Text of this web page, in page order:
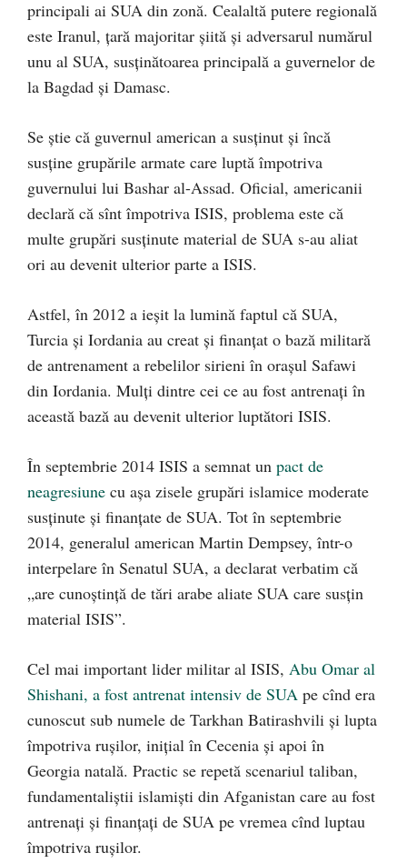
principali ai SUA din zonă. Cealaltă putere regională
este Iranul, țară majoritar șiită și adversarul numărul
unu al SUA, susținătoarea principală a guvernelor de
la Bagdad și Damasc.
Se știe că guvernul american a susținut și încă
susține grupările armate care luptă împotriva
guvernului lui Bashar al-Assad. Oficial, americanii
declară că sînt împotriva ISIS, problema este că
multe grupări susținute material de SUA s-au aliat
ori au devenit ulterior parte a ISIS.
Astfel, în 2012 a ieșit la lumină faptul că SUA,
Turcia și Iordania au creat și finanțat o bază militară
de antrenament a rebelilor sirieni în orașul Safawi
din Iordania. Mulți dintre cei ce au fost antrenați în
această bază au devenit ulterior luptători ISIS.
În septembrie 2014 ISIS a semnat un pact de
neagresiune cu așa zisele grupări islamice moderate
susținute și finanțate de SUA. Tot în septembrie
2014, generalul american Martin Dempsey, într-o
interpelare în Senatul SUA, a declarat verbatim că
„are cunoștință de tări arabe aliate SUA care susțin
material ISIS”.
Cel mai important lider militar al ISIS, Abu Omar al
Shishani, a fost antrenat intensiv de SUA pe cînd era
cunoscut sub numele de Tarkhan Batirashvili și lupta
împotriva rușilor, inițial în Cecenia și apoi în
Georgia natală. Practic se repetă scenariul taliban,
fundamentaliștii islamiști din Afganistan care au fost
antrenați și finanțați de SUA pe vremea cînd luptau
împotriva rușilor.